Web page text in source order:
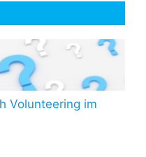
Volunteering im